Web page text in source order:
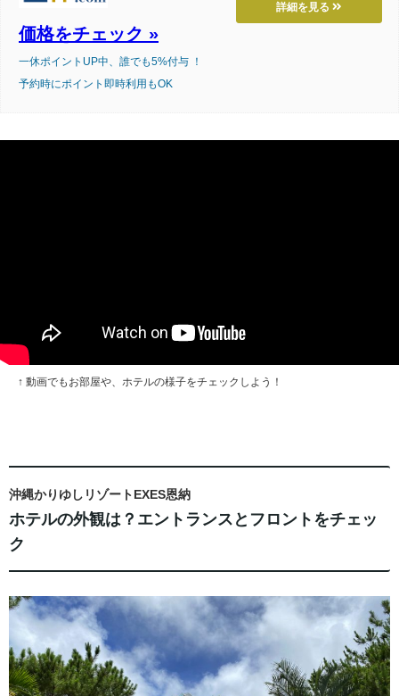
詳細を見る
価格をチェック »
一休ポイントUP中、誰でも5%付与 ！
予約時にポイント即時利用もOK
↑ 動画でもお部屋や、ホテルの様子をチェックしよう！
沖縄かりゆしリゾートEXES恩納
ホテルの外観は？エントランスとフロントをチェッ
ク